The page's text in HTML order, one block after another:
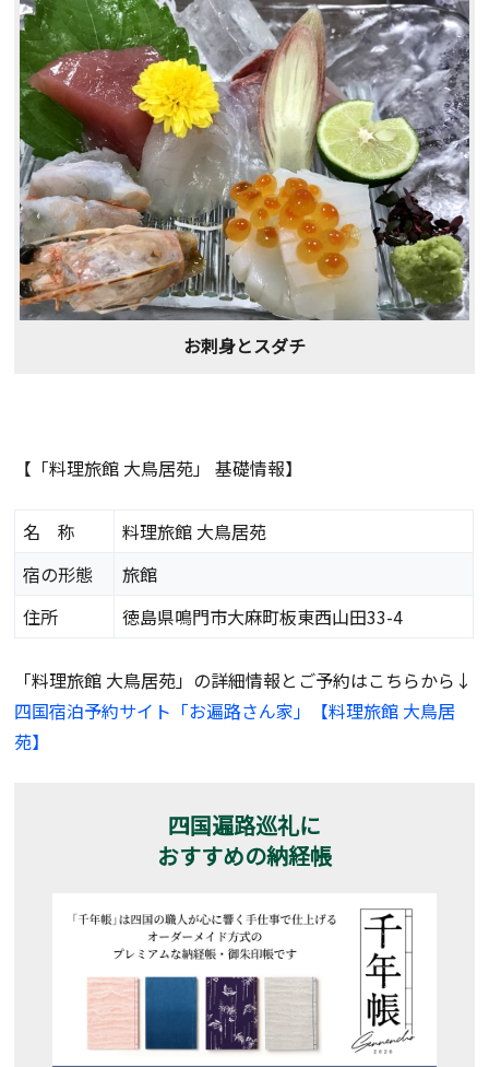
お刺身とスダチ
【「料理旅館 大鳥居苑」 基礎情報】
名 称
料理旅館 大鳥居苑
宿の形態
旅館
住所
徳島県鳴門市大麻町板東西山田33-4
「料理旅館 大鳥居苑」の詳細情報とご予約はこちらから↓
四国宿泊予約サイト「お遍路さん家」【料理旅館 大鳥居
苑】
四国遍路巡礼に
おすすめの納経帳